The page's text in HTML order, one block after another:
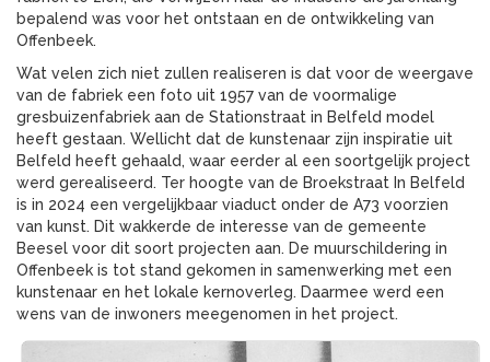
bepalend was voor het ontstaan en de ontwikkeling van
Offenbeek.
Wat velen zich niet zullen realiseren is dat voor de weergave
van de fabriek een foto uit 1957 van de voormalige
gresbuizenfabriek aan de Stationstraat in Belfeld model
heeft gestaan. Wellicht dat de kunstenaar zijn inspiratie uit
Belfeld heeft gehaald, waar eerder al een soortgelijk project
werd gerealiseerd. Ter hoogte van de Broekstraat In Belfeld
is in 2024 een vergelijkbaar viaduct onder de A73 voorzien
van kunst. Dit wakkerde de interesse van de gemeente
Beesel voor dit soort projecten aan. De muurschildering in
Offenbeek is tot stand gekomen in samenwerking met een
kunstenaar en het lokale kernoverleg. Daarmee werd een
wens van de inwoners meegenomen in het project.